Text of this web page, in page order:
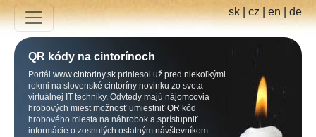
sk|cz|en|de
QR kódy na cintorínoch
Portál www.cintoriny.sk priniesol už pred niekoľkými
rokmi na slovenské cintoríny novinku zo sveta
virtuálnej IT techniky. Odvtedy majú nájomcovia
hrobových miest možnosť umiestniť QR kód
hrobového miesta na náhrobok a sprístupniť
informácie o zosnulých ostatným návštevníkom